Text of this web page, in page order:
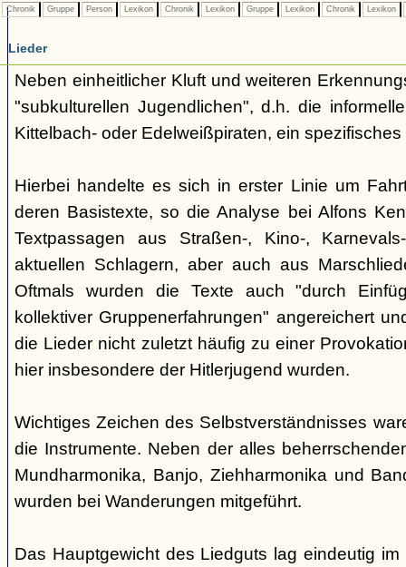
Chronik Gruppe Person Lexikon Chronik Lexikon Gruppe Lexikon Chronik Lexikon
Lieder
Neben einheitlicher Kluft und weiteren
"subkulturellen Jugendlichen", d.h. die
Kittelbach- oder Edelweißpiraten, ein
Hierbei handelte es sich in erster Linie um
deren Basistexte, so die Analyse bei Alfons
Textpassagen aus Straßen-, Kino-,
aktuellen Schlagern, aber auch aus
Oftmals wurden die Texte auch "durch
kollektiver Gruppenerfahrungen" angereichert
die Lieder nicht zuletzt häufig zu einer
hier insbesondere der Hitlerjugend wurden.
Wichtiges Zeichen des Selbstverständnisses
die Instrumente. Neben der alles
Mundharmonika, Banjo, Ziehharmonika und
wurden bei Wanderungen mitgeführt.
Das Hauptgewicht des Liedguts lag eindeutig